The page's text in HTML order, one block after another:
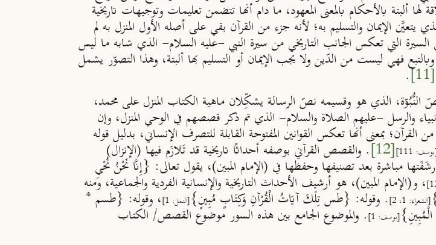
ألبتة بالأحكام بالمعنى المعهود، ما دام أنها تتضمن تعليمات وتوجيهات تاريخية
يتعيَّن الإيمان والتسليم به؛ لأنه جزء من القرآن بقي على أصله الأول المنزل به لم
التي تعكس الجانب التاريخي من سيرة النبي -عليه السلام- الذي شابه ما ليس
فهي ليست من الدّين ولا يجب الإيمان أو التسليم بها ألبتة، وهذا التصوّر يشمل
[11]
.
الذي هو وقسيمه نصّ الرسالة يشكِّلان ماهية الكتاب المنزل على محمد،
والرسل -عليهم الصلاة والسلام- الذي تم ذكر قصصهم في الوحي المنزل، وإن
بمعنى أنها تعكس القوانين المفتوحة القابلة للتصرف الإنساني، بدليل قوله
111]
[12] . والقصص القرآني بوصفه أحداثًا تاريخية قد تَلازَم فيها (الإنزال)
مباشرة بعد تصنيفها وحفظها في (الإمام المبين)، يقول تعالى: {إِنَّا نَحْنُ نُحْيِ
، و(الإمام المبين)، هو أرشيف الأحداث التاريخية والإنسانية الفردية والجماعية، ومنه
[الشعراء: 1، 2] . وقوله: {طس تِلْكَ آيَاتُ الْقُرْآنِ وَكِتَابٍ مُبِينٍ}[النمل: 1] ، وقوله: {طسم *
[يوسف: 1] . والموضوع الجامع بين هذه السور موضوع القصص/ الكتاب